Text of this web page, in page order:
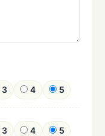
3 4 5
3 4 5